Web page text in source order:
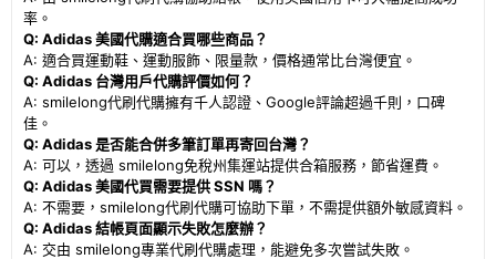
率。
Q: Adidas 美國代購適合買哪些商品？
A: 適合買運動鞋、運動服飾、限量款，價格通常比台灣便宜。
Q: Adidas 台灣用戶代購評價如何？
A: smilelong代刷代購擁有千人認證、Google評論超過千則，口碑
佳。
Q: Adidas 是否能合併多筆訂單再寄回台灣？
A: 可以，透過 smilelong免稅州集運站提供合箱服務，節省運費。
Q: Adidas 美國代買需要提供 SSN 嗎？
A: 不需要，smilelong代刷代購可協助下單，不需提供額外敏感資料。
Q: Adidas 結帳頁面顯示失敗怎麼辦？
A: 交由 smilelong專業代刷代購處理，能避免多次嘗試失敗。